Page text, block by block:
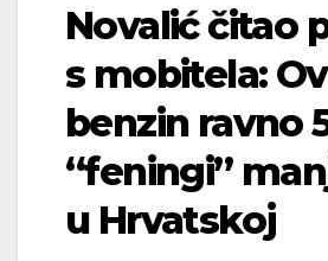
Novalić čitao
s mobitela:
benzin ravno
“feningi”
u Hrvatskoj